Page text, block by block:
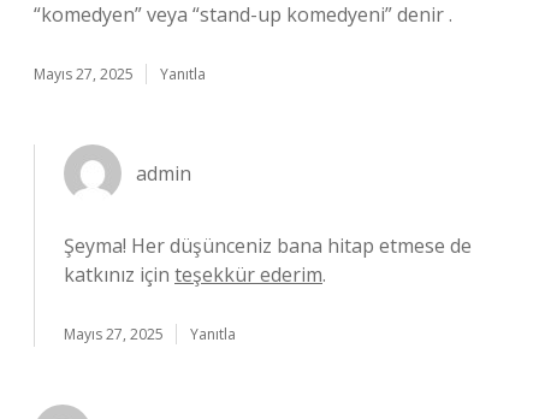
“komedyen” veya “stand-up komedyeni” denir .
Mayıs 27, 2025 Yanıtla
admin
Şeyma! Her düşünceniz bana hitap etmese de
katkınız için teşekkür ederim.
Mayıs 27, 2025 Yanıtla